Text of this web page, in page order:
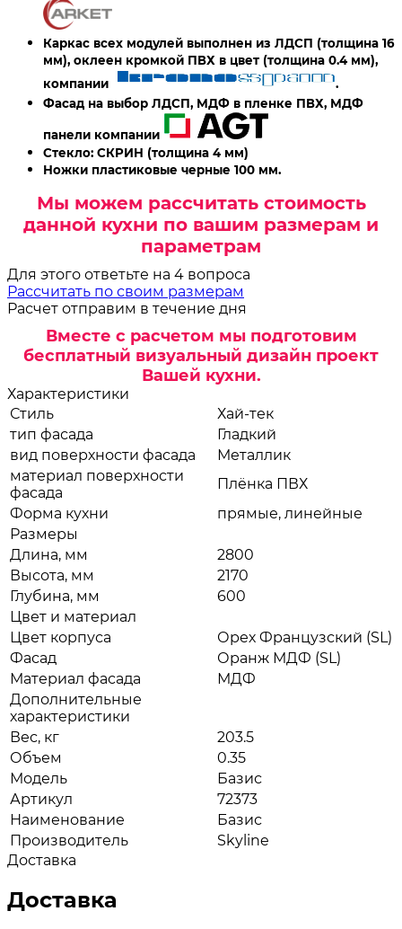
Каркас всех модулей выполнен из ЛДСП (толщина 16
мм), оклеен кромкой ПВХ в цвет (толщина 0.4 мм),
компании
.
Фасад на выбор ЛДСП, МДФ в пленке ПВХ, МДФ
панели компании
Стекло: СКРИН (толщина 4 мм)
Ножки пластиковые черные 100 мм.
Мы можем рассчитать стоимость
данной кухни по вашим размерам и
параметрам
Для этого ответьте на 4 вопроса
Рассчитать по своим размерам
Расчет отправим в течение дня
Вместе с расчетом мы подготовим
бесплатный визуальный дизайн проект
Вашей кухни.
Характеристики
Стиль
Хай-тек
тип фасада
Гладкий
вид поверхности фасада
Металлик
материал поверхности
фасада
Плёнка ПВХ
Форма кухни
прямые, линейные
Размеры
Длина, мм
2800
Высота, мм
2170
Глубина, мм
600
Цвет и материал
Цвет корпуса
Орех Французский (SL)
Фасад
Оранж МДФ (SL)
Материал фасада
МДФ
Дополнительные
характеристики
Вес, кг
203.5
Объем
0.35
Модель
Базис
Артикул
72373
Наименование
Базис
Производитель
Skyline
Доставка
Доставка